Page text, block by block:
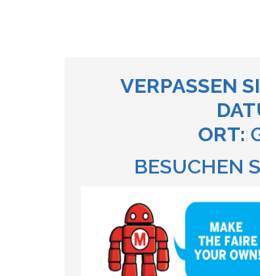
VERPASSEN
ORT:
BESUCHEN